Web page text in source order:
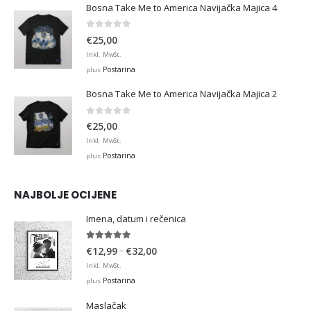
Bosna Take Me to America Navijačka Majica 4
€25,00
Inkl. MwSt.
plus Postarina
Bosna Take Me to America Navijačka Majica 2
0 out of 5
€25,00
Inkl. MwSt.
plus Postarina
NAJBOLJE OCIJENE
Imena, datum i rečenica
€12,99– €32,00Price
Inkl. MwSt.
plus Postarina
Maslačak